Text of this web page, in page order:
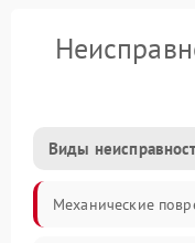
Виды
Механические